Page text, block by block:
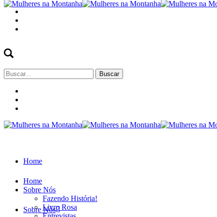
Buscar
por:
Home
Sobre Nós
Home
Sobre Nós
Fazendo História!
Livro Rosa